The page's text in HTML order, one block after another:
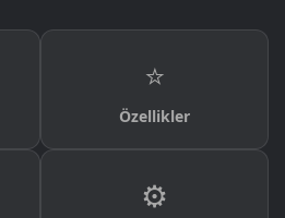
⭐
Özellikler
⚙️